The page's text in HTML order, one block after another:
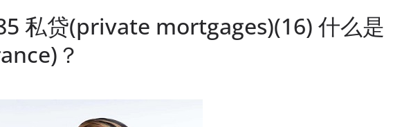
私贷(private mortgages)(16) 什么是
？